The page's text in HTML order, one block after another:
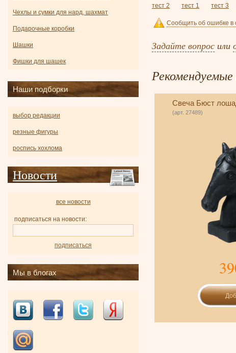
тест 2 тест 1 тест 3
Сообщить об ошибке в
Задайте вопрос или
Свеча Бюст
(арт. 27489)
Чехлы и сумки для нард, шахмат
Подарочные коробки
Шашки
Фишки для шашек
Наши подборки
выбор редакции
резные фигуры
роспись хохлома
Новости
все новости
подписаться на новости:
подписаться
Мы в блогах